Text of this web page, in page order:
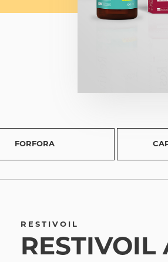
FORFORA
RESTIVOIL
RESTIVOIL